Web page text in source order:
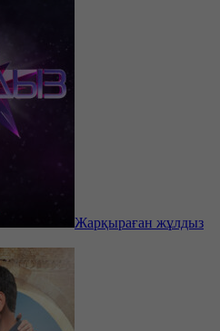
Жарқыраған жұлдыз